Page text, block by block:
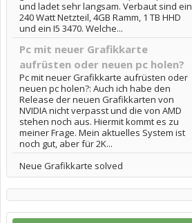
und ladet sehr langsam. Verbaut sind ein
240 Watt Netzteil, 4GB Ramm, 1 TB HHD
und ein I5 3470. Welche...
Pc mit neuer Grafikkarte
aufrüsten oder neuen pc holen?
Pc mit neuer Grafikkarte aufrüsten oder
neuen pc holen?: Auch ich habe den
Release der neuen Grafikkarten von
NVIDIA nicht verpasst und die von AMD
stehen noch aus. Hiermit kommt es zu
meiner Frage. Mein aktuelles System ist
noch gut, aber für 2K...
Neue Grafikkarte solved